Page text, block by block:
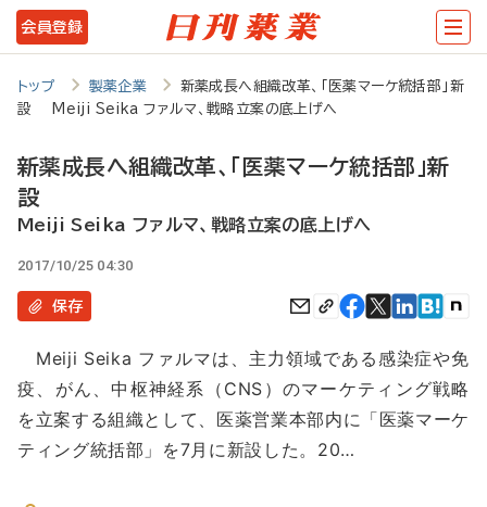
メ
イ
コ
ン
テ
ツ
に
会員登録
トップ 製薬企業
新薬成長へ組織改革、「医薬マーケ統括部」新
設 Meiji Seika ファルマ、戦略立案の底上げへ
新薬成長へ組織改革、「医薬マーケ統括部」新
設
Meiji Seika ファルマ、戦略立案の底上げへ
2017/10/25 04:30
保存
Meiji Seika ファルマは、主力領域である感染症や免
疫、がん、中枢神経系（CNS）のマーケティング戦略
を立案する組織として、医薬営業本部内に「医薬マーケ
ティング統括部」を7月に新設した。20…